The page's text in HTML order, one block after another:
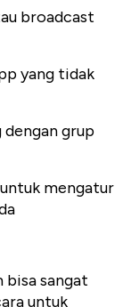
broadcast
yang tidak
grup
mengatur
bisa sangat
untuk